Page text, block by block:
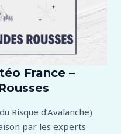
France –
Risque d’Avalanche)
par les experts